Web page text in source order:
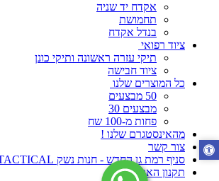
אקדח יד שניה
תחמושת
בנדל אקדח
ציוד רפואי
תיקי עזרה ראשונה ותיקי כונן
ציוד חבישה
כל המוצרים שלנו
50 מבצעים
מבצעים 30
פחות מ-100 שח
מהאינסטגרם שלנו !
צור קשר
סניף רמת גן החדש - חנות נשק ISE TACTICAL
תקנון האתר